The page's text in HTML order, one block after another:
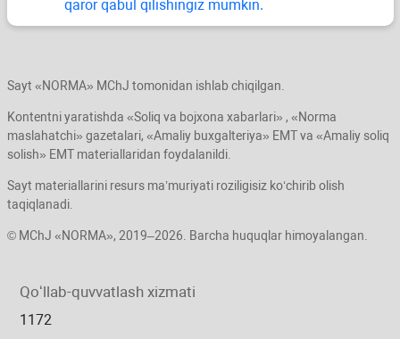
qaror qabul qilishingiz mumkin.
Sayt «NORMA» MChJ tomonidan ishlab chiqilgan.
Kontentni yaratishda «Soliq va bojхona хabarlari» , «Norma
maslahatchi» gazetalari, «Amaliy buхgalteriya» EMT va «Amaliy soliq
solish» EMT materiallaridan foydalanildi.
Sayt materiallarini resurs ma’muriyati roziligisiz koʻchirib olish
taqiqlanadi.
© MChJ «NORMA», 2019–2026. Barcha huquqlar himoyalangan.
Qoʻllab-quvvatlash хizmati
1172